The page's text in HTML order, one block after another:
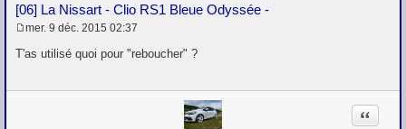
[06] La Nissart - Clio RS1 Bleue Odyssée -
e
a
mer. 9 déc. 2015 02:37
T'as utilisé quoi pour "reboucher" ?
Citation